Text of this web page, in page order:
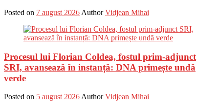
Posted on 7 august 2026 Author Vidjean Mihai
Procesul lui Florian Coldea, fostul prim-adjunct
SRI, avansează în instanță: DNA primește undă
verde
Posted on 5 august 2026 Author Vidjean Mihai